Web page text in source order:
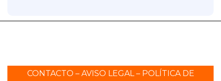
CONTACTO – AVISO LEGAL– POLÍTICA DE